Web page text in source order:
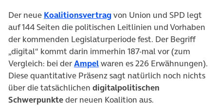
Der neue Koalitionsvertrag(öffnet in neuem Tab)
von Union und SPD legt
auf 144 Seiten die politischen Leitlinien und Vorhaben
der kommenden Legislaturperiode fest. Der Begriff
„digital“ kommt darin immerhin 187-mal vor (zum
Vergleich: bei derAmpel(öffnet in neuem Tab)
waren es 226 Erwähnungen).
Diese quantitative Präsenz sagt natürlich noch nichts
über die tatsächlichen digitalpolitischen
Schwerpunkteder neuen Koalition aus.